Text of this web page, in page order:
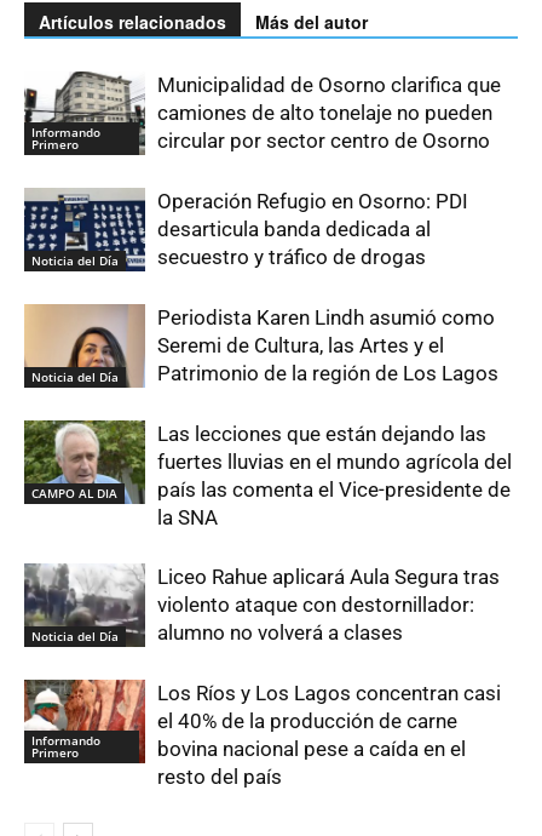
Artículos relacionados Más del autor
Informando
Primero
Municipalidad de Osorno clarifica que
camiones de alto tonelaje no pueden
circular por sector centro de Osorno
Noticia del Día
Operación Refugio en Osorno: PDI
desarticula banda dedicada al
secuestro y tráfico de drogas
Noticia del Día
Periodista Karen Lindh asumió como
Seremi de Cultura, las Artes y el
Patrimonio de la región de Los Lagos
CAMPO AL DIA
Las lecciones que están dejando las
fuertes lluvias en el mundo agrícola del
país las comenta el Vice-presidente de
la SNA
Noticia del Día
Liceo Rahue aplicará Aula Segura tras
violento ataque con destornillador:
alumno no volverá a clases
Informando
Primero
Los Ríos y Los Lagos concentran casi
el 40% de la producción de carne
bovina nacional pese a caída en el
resto del país